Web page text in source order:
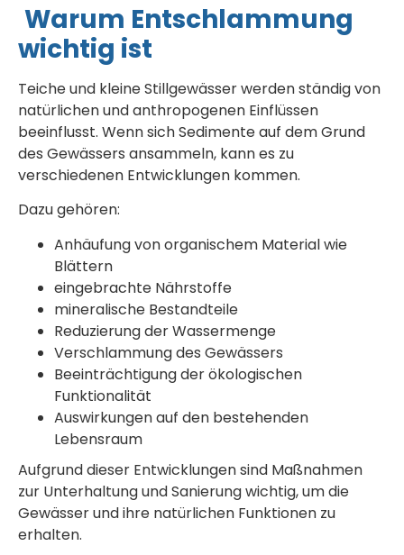
Warum Entschlammung
wichtig ist
Teiche und kleine Stillgewässer werden ständig von
natürlichen und anthropogenen Einflüssen
beeinflusst. Wenn sich Sedimente auf dem Grund
des Gewässers ansammeln, kann es zu
verschiedenen Entwicklungen kommen.
Dazu gehören:
Anhäufung von organischem Material wie
Blättern
eingebrachte Nährstoffe
mineralische Bestandteile
Reduzierung der Wassermenge
Verschlammung des Gewässers
Beeinträchtigung der ökologischen
Funktionalität
Auswirkungen auf den bestehenden
Lebensraum
Aufgrund dieser Entwicklungen sind Maßnahmen
zur Unterhaltung und Sanierung wichtig, um die
Gewässer und ihre natürlichen Funktionen zu
erhalten.